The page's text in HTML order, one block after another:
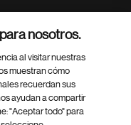
nosotros.
al visitar nuestras
muestran cómo
recuerdan sus
ayudan a compartir
"Aceptar todo" para